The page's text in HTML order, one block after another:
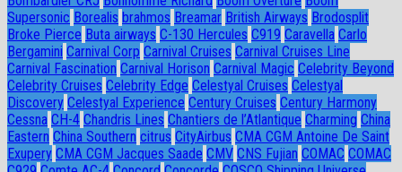
Supersonic Borealis brahmos Breamar British Airways Brodosplit
Broke Pierce Buta airways C-130 Hercules C919 Caravella Carlo
Bergamini Carnival Corp Carnival Cruises Carnival Cruises Line
Carnival Fascination Carnival Horison Carnival Magic Celebrity Beyond
Celebrity Cruises Celebrity Edge Celestyal Cruises Celestyal
Discovery Celestyal Experience Century Cruises Century Harmony
Cessna CH-4 Chandris Lines Chantiers de l’Atlantique Charming China
Eastern China Southern citrus CityAirbus CMA CGM Antoine De Saint
Exupery CMA CGM Jacques Saade CMV CNS Fujian COMAC COMAC